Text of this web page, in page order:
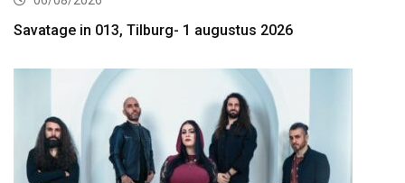
Savatage in 013, Tilburg- 1 augustus 2026